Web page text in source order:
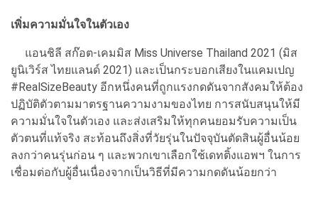
เพิ่มความมั่นใจในตัวเอง
แอนชิลี สก๊อต-เคมมิส Miss Universe Thailand 2021 (มิส
ยูนิเวิร์ส ไทยแลนด์ 2021) และเป็นกระบอกเสียงในแคมเปญ
#RealSizeBeauty อีกหนึ่งคนที่ถูกแรงกดดันจากสังคมให้ต้อง
ปฏิบัติตัวตามมาตรฐานความงามของไทย การสนับสนุนให้มี
ความมั่นใจในตัวเอง และส่งเสริมให้ทุกคนยอมรับความเป็น
ตัวตนที่แท้จริง สะท้อนถึงสิ่งที่วัยรุ่นในปัจจุบันตัดสินผู้อื่นน้อย
ลงกว่าคนรุ่นก่อน ๆ และพวกเขาเลือกใช้เดทติ้งแอพฯ ในการ
เชื่อมต่อกับผู้อื่นเนื่องจากเป็นวิธีที่มีความกดดันน้อยกว่า